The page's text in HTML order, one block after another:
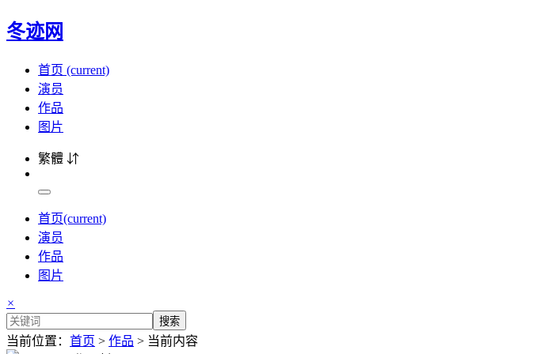
冬迹网
首页 (current)
演员
作品
图片
繁體 ⇵
首页(current)
演员
作品
图片
×
搜索
当前位置： 首页 > 作品 > 当前内容